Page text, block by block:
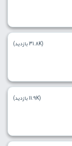
(31.8K بازدید)
(11.9K بازدید)